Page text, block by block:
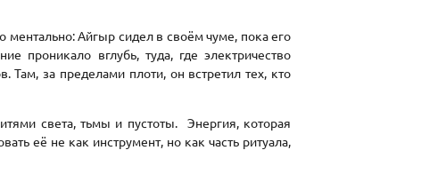
ментально: Айгыр сидел в своём чуме, пока его
проникало вглубь, туда, где электричество
за пределами плоти, он встретил тех, кто
света, тьмы и пустоты. Энергия, которая
её не как инструмент, но как часть ритуала,